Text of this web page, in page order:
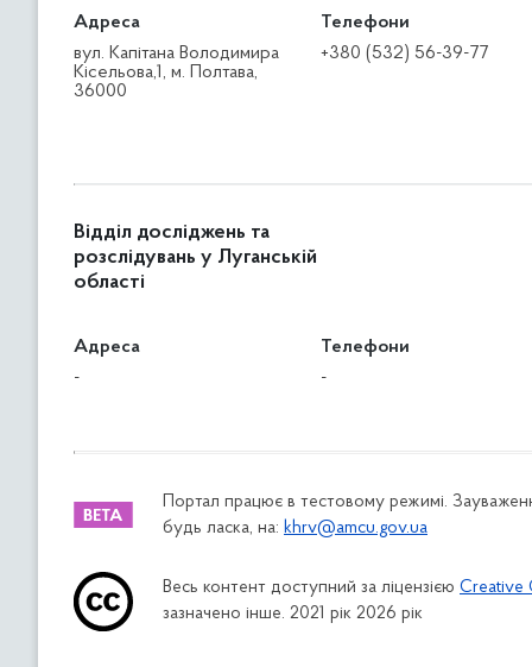
Адреса
вул. Капітана Володимира
Кісельова,1, м. Полтава,
36000
Телефони
+380 (532) 56-39-77
Відділ досліджень та
розслідувань у Луганській
області
Адреса
-
Телефони
-
Портал працює в тестовому режимі.
будь ласка, на: khrv@amcu.gov.ua
Весь контент доступний за ліцензією Creative
зазначено інше. 2021 рік 2026 рік